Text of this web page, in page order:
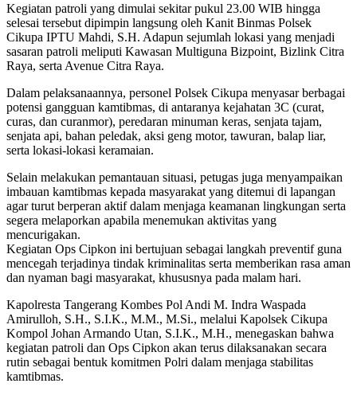
Kegiatan patroli yang dimulai sekitar pukul 23.00 WIB hingga
selesai tersebut dipimpin langsung oleh Kanit Binmas Polsek
Cikupa IPTU Mahdi, S.H. Adapun sejumlah lokasi yang menjadi
sasaran patroli meliputi Kawasan Multiguna Bizpoint, Bizlink Citra
Raya, serta Avenue Citra Raya.
Dalam pelaksanaannya, personel Polsek Cikupa menyasar berbagai
potensi gangguan kamtibmas, di antaranya kejahatan 3C (curat,
curas, dan curanmor), peredaran minuman keras, senjata tajam,
senjata api, bahan peledak, aksi geng motor, tawuran, balap liar,
serta lokasi-lokasi keramaian.
Selain melakukan pemantauan situasi, petugas juga menyampaikan
imbauan kamtibmas kepada masyarakat yang ditemui di lapangan
agar turut berperan aktif dalam menjaga keamanan lingkungan serta
segera melaporkan apabila menemukan aktivitas yang
mencurigakan.
Kegiatan Ops Cipkon ini bertujuan sebagai langkah preventif guna
mencegah terjadinya tindak kriminalitas serta memberikan rasa aman
dan nyaman bagi masyarakat, khususnya pada malam hari.
Kapolresta Tangerang Kombes Pol Andi M. Indra Waspada
Amirulloh, S.H., S.I.K., M.M., M.Si., melalui Kapolsek Cikupa
Kompol Johan Armando Utan, S.I.K., M.H., menegaskan bahwa
kegiatan patroli dan Ops Cipkon akan terus dilaksanakan secara
rutin sebagai bentuk komitmen Polri dalam menjaga stabilitas
kamtibmas.